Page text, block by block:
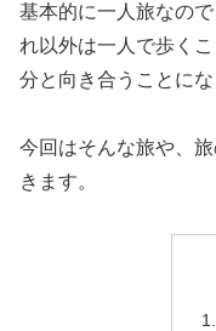
基本的に一人旅なの
れ以外は一人で歩く
分と向き合うことにな
今回はそんな旅や、
きます。